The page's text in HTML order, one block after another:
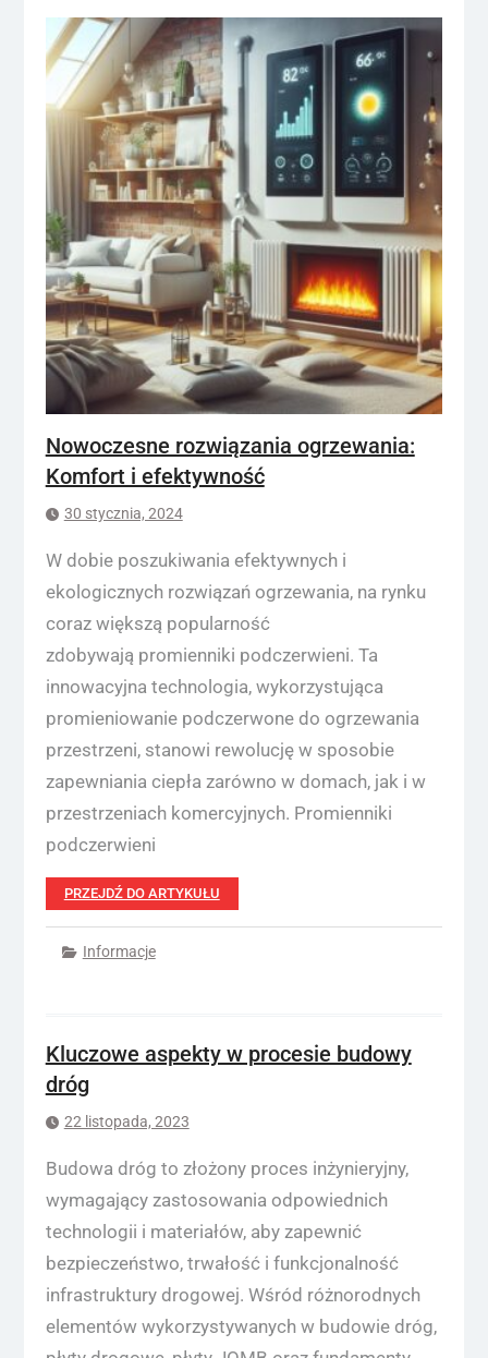
Nowoczesne rozwiązania ogrzewania:
Komfort i efektywność
30 stycznia, 2024
W dobie poszukiwania efektywnych i
ekologicznych rozwiązań ogrzewania, na rynku
coraz większą popularność
zdobywają promienniki podczerwieni. Ta
innowacyjna technologia, wykorzystująca
promieniowanie podczerwone do ogrzewania
przestrzeni, stanowi rewolucję w sposobie
zapewniania ciepła zarówno w domach, jak i w
przestrzeniach komercyjnych. Promienniki
podczerwieni
PRZEJDŹ DO ARTYKUŁU
Informacje
Kluczowe aspekty w procesie budowy
dróg
22 listopada, 2023
Budowa dróg to złożony proces inżynieryjny,
wymagający zastosowania odpowiednich
technologii i materiałów, aby zapewnić
bezpieczeństwo, trwałość i funkcjonalność
infrastruktury drogowej. Wśród różnorodnych
elementów wykorzystywanych w budowie dróg,